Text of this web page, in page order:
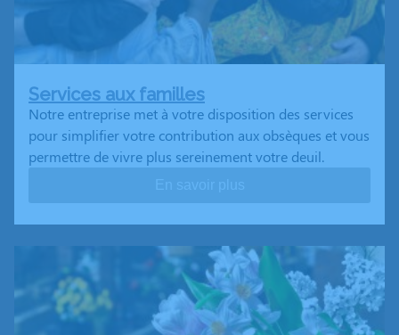
Services aux familles
Notre entreprise met à votre disposition des services
pour simplifier votre contribution aux obsèques et vous
permettre de vivre plus sereinement votre deuil.